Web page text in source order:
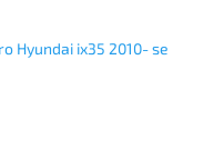
Hyundai ix35 2010- se